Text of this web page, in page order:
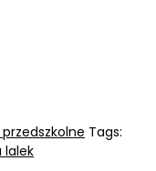
Tags:
lalek